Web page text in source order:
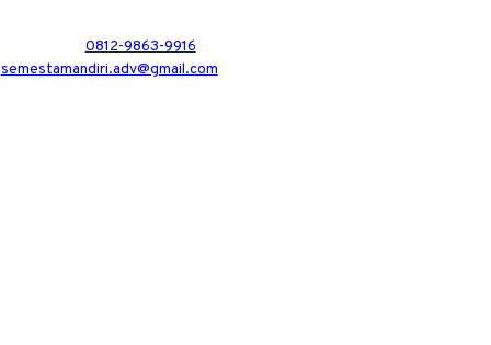
0812-9863-9916
semestamandiri.adv@gmail.com